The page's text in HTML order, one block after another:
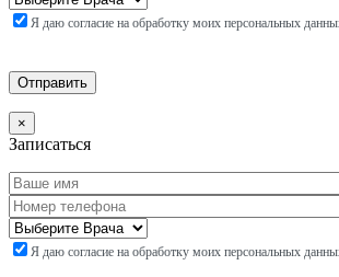
Я даю согласие на обработку моих персональных
×
Записаться
Я даю согласие на обработку моих персональных